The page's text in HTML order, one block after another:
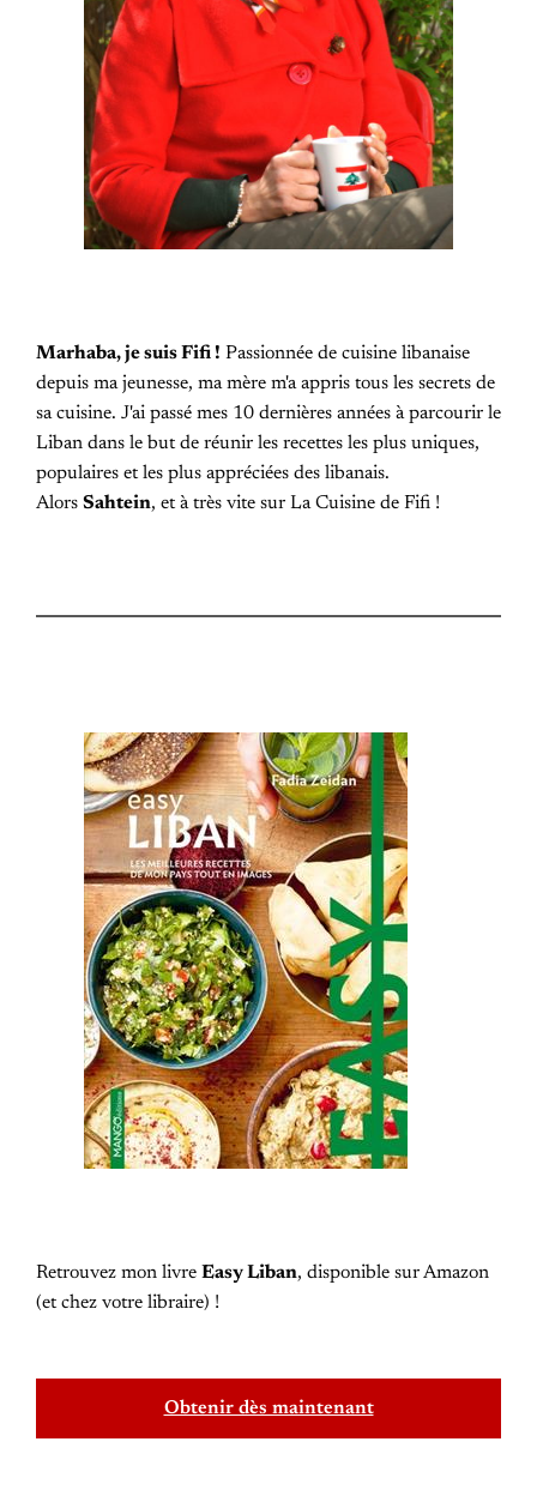
Marhaba, je suis Fifi ! Passionnée de cuisine libanaise
depuis ma jeunesse, ma mère m'a appris tous les secrets de
sa cuisine. J'ai passé mes 10 dernières années à parcourir le
Liban dans le but de réunir les recettes les plus uniques,
populaires et les plus appréciées des libanais.
Alors Sahtein, et à très vite sur La Cuisine de Fifi !
Retrouvez mon livre Easy Liban, disponible sur Amazon
(et chez votre libraire) !
Obtenir dès maintenant